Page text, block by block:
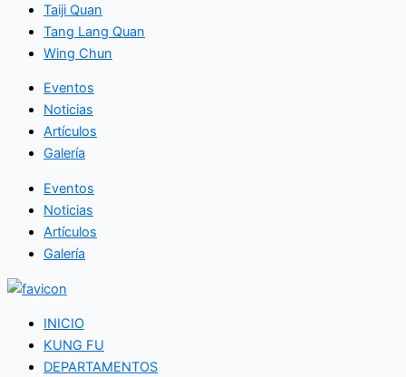
Taiji Quan
Tang Lang Quan
Wing Chun
Eventos
Noticias
Artículos
Galería
Eventos
Noticias
Artículos
Galería
INICIO
KUNG FU
DEPARTAMENTOS